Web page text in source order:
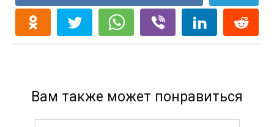
Вам также может понравиться